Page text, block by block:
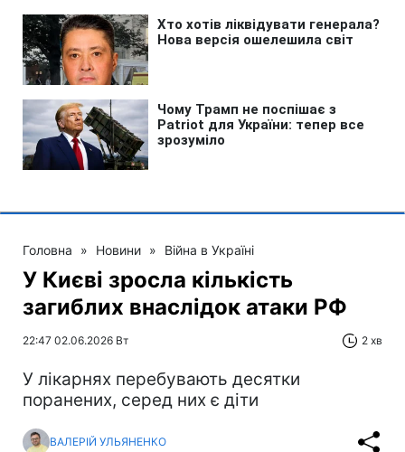
Головна » Новини » Війна в Україні
У Києві зросла кількість
загиблих внаслідок атаки РФ
22:47 02.06.2026 Вт 2 хв
У лікарнях перебувають десятки
поранених, серед них є діти
ВАЛЕРІЙ УЛЬЯНЕНКО